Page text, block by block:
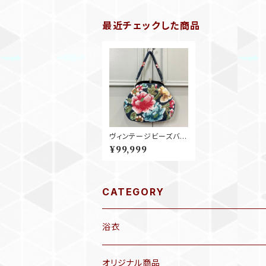
最近チェックした商品
ヴィンテージビーズバッ
グ＊ネイビー×華やかフ
ラワー 0580
¥99,999
CATEGORY
浴衣
オリジナル商品